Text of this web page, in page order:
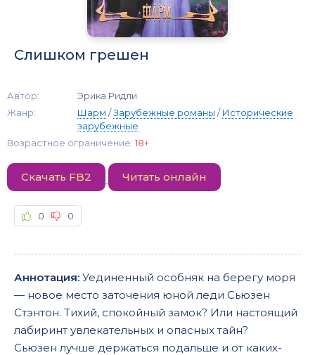
Слишком грешен
Автор:
Эрика Ридли
Жанр:
Шарм /Зарубежные романы /Исторические
зарубежные
Возрастное ограничение: 18+
Скачать FB2 Читать онлайн
0 0
Аннотация: Уединенный особняк на берегу моря
— новое место заточения юной леди Сьюзен
Стэнтон. Тихий, спокойный замок? Или настоящий
лабиринт увлекательных и опасных тайн?
Сьюзен лучше держаться подальше и от каких-